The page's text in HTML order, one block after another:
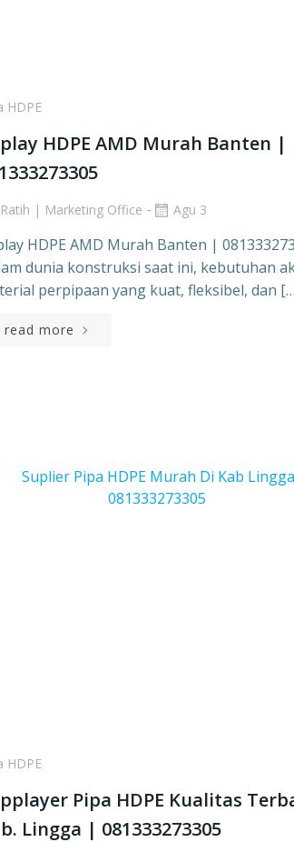
HDPE
HDPE AMD Murah Banten |
Ratih | Marketing Office - Agu 3
HDPE AMD Murah Banten |
dunia konstruksi saat ini, kebutuhan
perpipaan yang kuat, fleksibel, dan
read more
HDPE
Pipa HDPE Kualitas
Lingga | 081333273305